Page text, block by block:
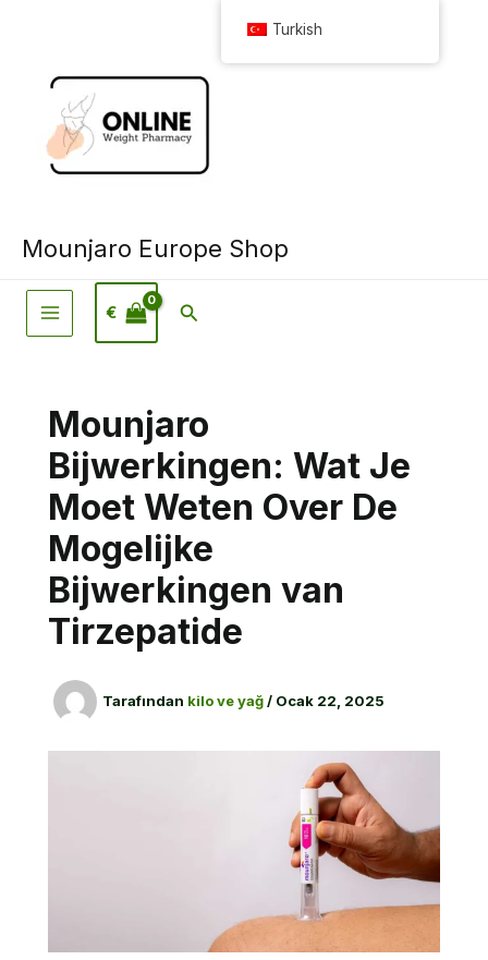
Mounjaro Europe Shop
€ Arama
Mounjaro
Bijwerkingen: Wat Je
Moet Weten Over De
Mogelijke
Bijwerkingen van
Tirzepatide
Tarafından kilo ve yağ/ Ocak 22, 2025
Turkish